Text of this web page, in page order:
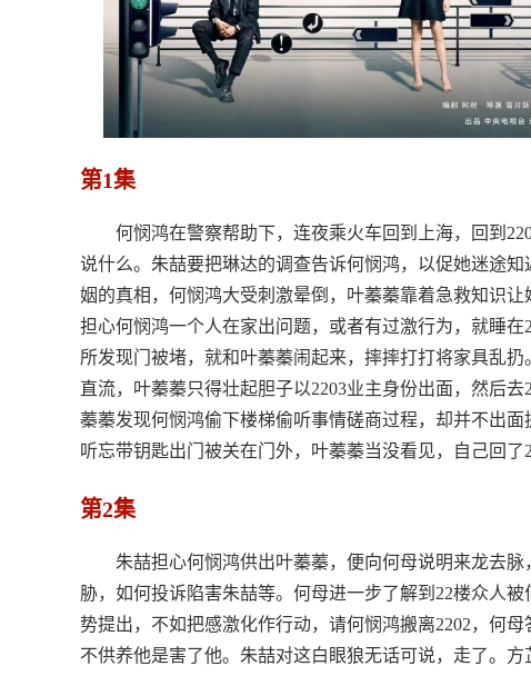
第1集
何悯鸿在警察帮助下，连夜乘火车回到上海，回到
说什么。朱喆要把琳达的调查告诉何悯鸿，以促她迷途
姻的真相，何悯鸿大受刺激晕倒，叶蓁蓁靠着急救知识
担心何悯鸿一个人在家出问题，或者有过激行为，就睡
所发现门被堵，就和叶蓁蓁闹起来，摔摔打打将家具乱
直流，叶蓁蓁只得壮起胆子以2203业主身份出面，然后
蓁蓁发现何悯鸿偷下楼梯偷听事情磋商过程，却并不出
听忘带钥匙出门被关在门外，叶蓁蓁当没看见，自己回了
第2集
朱喆担心何悯鸿供出叶蓁蓁，便向何母说明来龙去
胁，如何投诉陷害朱喆等。何母进一步了解到22楼众人
势提出，不如把感激化作行动，请何悯鸿搬离2202，何
不供养他是害了他。朱喆对这白眼狼无话可说，走了。